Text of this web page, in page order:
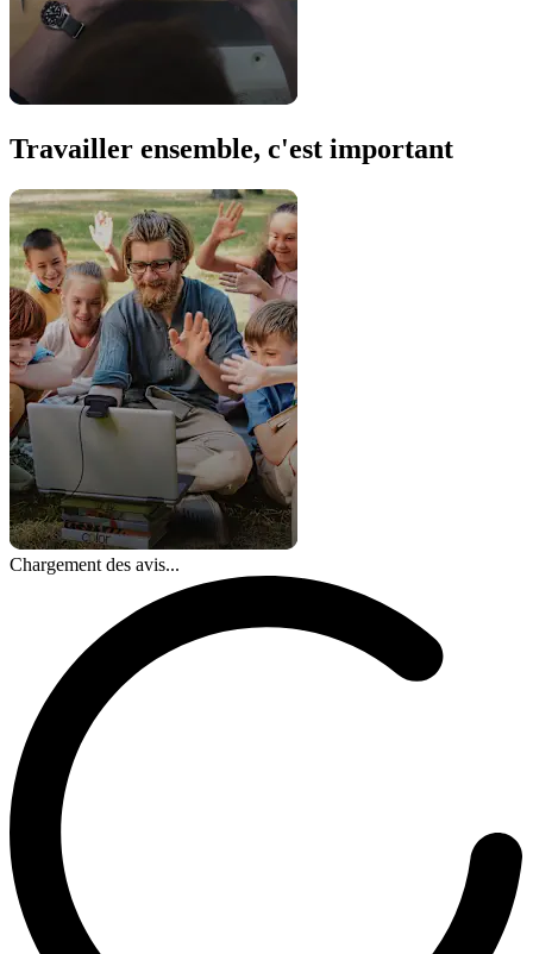
Travailler ensemble, c'est important
Chargement des avis...